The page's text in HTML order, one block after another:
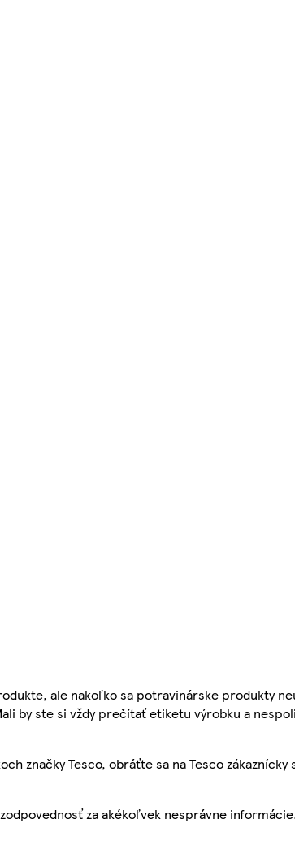
ale nakoľko sa potravinárske produkty
by ste si vždy prečítať etiketu výrobku a
značky Tesco, obráťte sa na Tesco
za akékoľvek nesprávne